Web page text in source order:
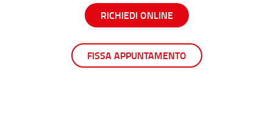
RICHIEDI ONLINE
FISSA APPUNTAMENTO